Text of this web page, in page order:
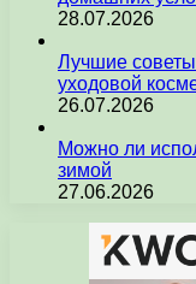
28.07.2026
Лучшие
уходовой
26.07.2026
Можно ли
зимой
27.06.2026